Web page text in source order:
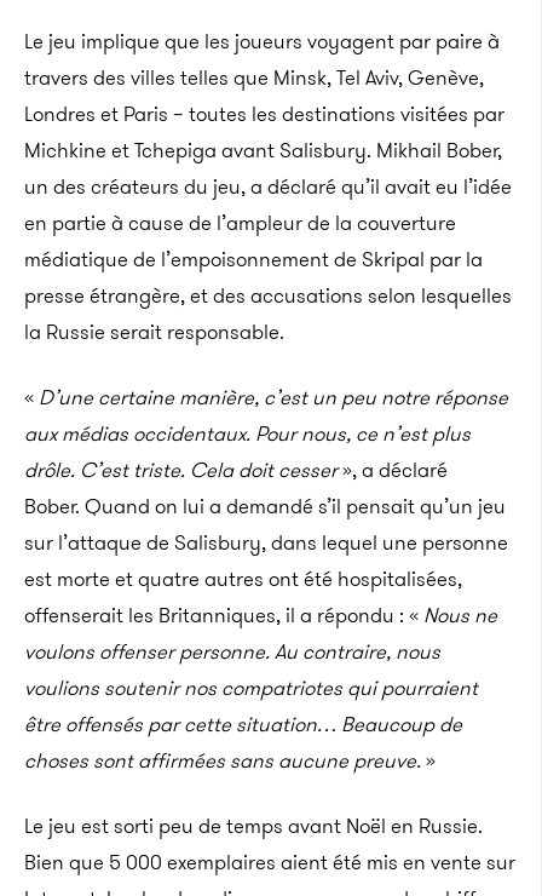
Le jeu implique que les joueurs voyagent par paire à
travers des villes telles que Minsk, Tel Aviv, Genève,
Londres et Paris – toutes les destinations visitées par
Michkine et Tchepiga avant Salisbury. Mikhail Bober,
un des créateurs du jeu, a déclaré qu’il avait eu l’idée
en partie à cause de l’ampleur de la couverture
médiatique de l’empoisonnement de Skripal par la
presse étrangère, et des accusations selon lesquelles
la Russie serait responsable.
« D’une certaine manière, c’est un peu notre réponse
aux médias occidentaux. Pour nous, ce n’est plus
drôle. C’est triste. Cela doit cesser», a déclaré
Bober. Quand on lui a demandé s’il pensait qu’un jeu
sur l’attaque de Salisbury, dans lequel une personne
est morte et quatre autres ont été hospitalisées,
offenserait les Britanniques, il a répondu : « Nous ne
voulons offenser personne. Au contraire, nous
voulions soutenir nos compatriotes qui pourraient
être offensés par cette situation… Beaucoup de
choses sont affirmées sans aucune preuve.»
Le jeu est sorti peu de temps avant Noël en Russie.
Bien que 5 000 exemplaires aient été mis en vente sur